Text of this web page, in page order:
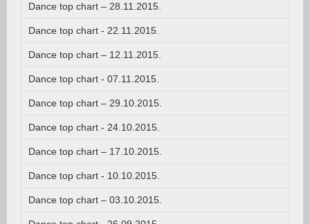
Dance top chart – 28.11.2015.
Dance top chart - 22.11.2015.
Dance top chart – 12.11.2015.
Dance top chart - 07.11.2015.
Dance top chart – 29.10.2015.
Dance top chart - 24.10.2015.
Dance top chart – 17.10.2015.
Dance top chart - 10.10.2015.
Dance top chart – 03.10.2015.